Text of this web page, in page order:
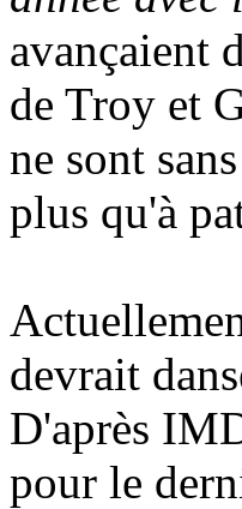
avançaient
de Troy et
ne sont
plus qu'à
devrait
D'après
pour le